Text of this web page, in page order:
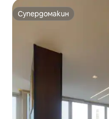
Супердомакин
Супердомакин